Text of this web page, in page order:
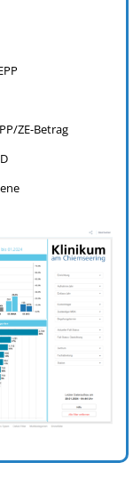
ZE-Betrag